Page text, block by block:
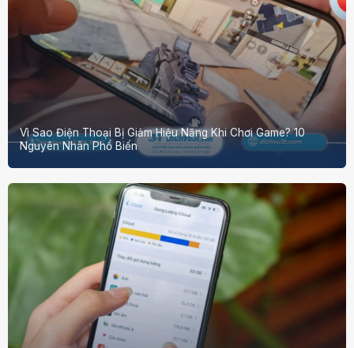
Vì Sao Điện Thoại Bị Giảm Hiệu Năng Khi Chơi Game? 10
Nguyên Nhân Phổ Biến